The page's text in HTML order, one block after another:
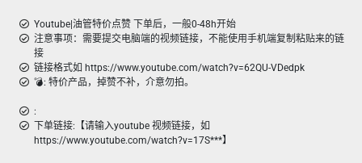
Youtube|油管特价点赞 下单后，一般0-48h开始
注意事项：需要提交电脑端的视频链接，不能使用手机端复制粘贴来的链
接
链接格式如 https://www.youtube.com/watch?v=62QU-VDedpk
💣︎: 特价产品，掉赞不补，介意勿拍。
:
下单链接:【请输入youtube 视频链接，如
https://www.youtube.com/watch?v=17S***】